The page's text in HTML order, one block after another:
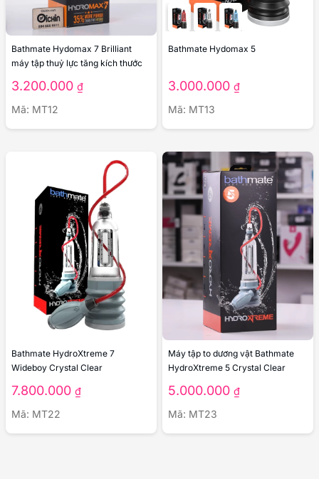
Bathmate Hydomax 7 Brilliant
máy tập thuỷ lực tăng kích thước
3.200.000 ₫
Mã: MT12
Bathmate Hydomax 5
3.000.000 ₫
Mã: MT13
Bathmate HydroXtreme 7
Wideboy Crystal Clear
7.800.000 ₫
Mã: MT22
Máy tập to dương vật Bathmate
HydroXtreme 5 Crystal Clear
5.000.000 ₫
Mã: MT23